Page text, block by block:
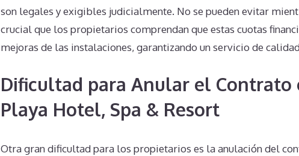
son legales y exigibles judicialmente. No se pueden evitar
crucial que los propietarios comprendan que estas cuotas
mejoras de las instalaciones, garantizando un servicio de
Dificultad para Anular el Contrato
Playa Hotel, Spa & Resort
Otra gran dificultad para los propietarios es la anulación del